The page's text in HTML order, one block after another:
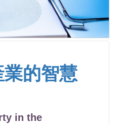
的智慧
in the